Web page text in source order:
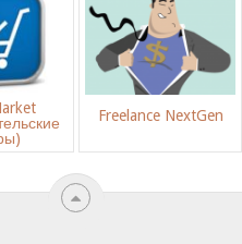
Freelance NextGen